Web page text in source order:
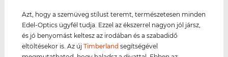
Azt, hogy a szemüveg stílust teremt, természetesen minden
Edel-Optics ügyfél tudja. Ezzel az ékszerrel nagyon jól jársz,
és jó benyomást keltesz az irodában és a szabadidő
eltöltésekor is. Az újTimberland segítségével